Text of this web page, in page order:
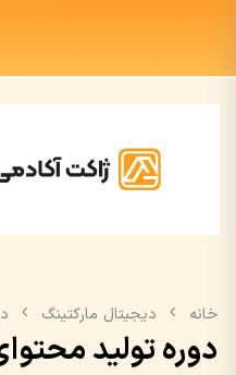
خانه دیجیتال مارکتینگ
دوره تولید